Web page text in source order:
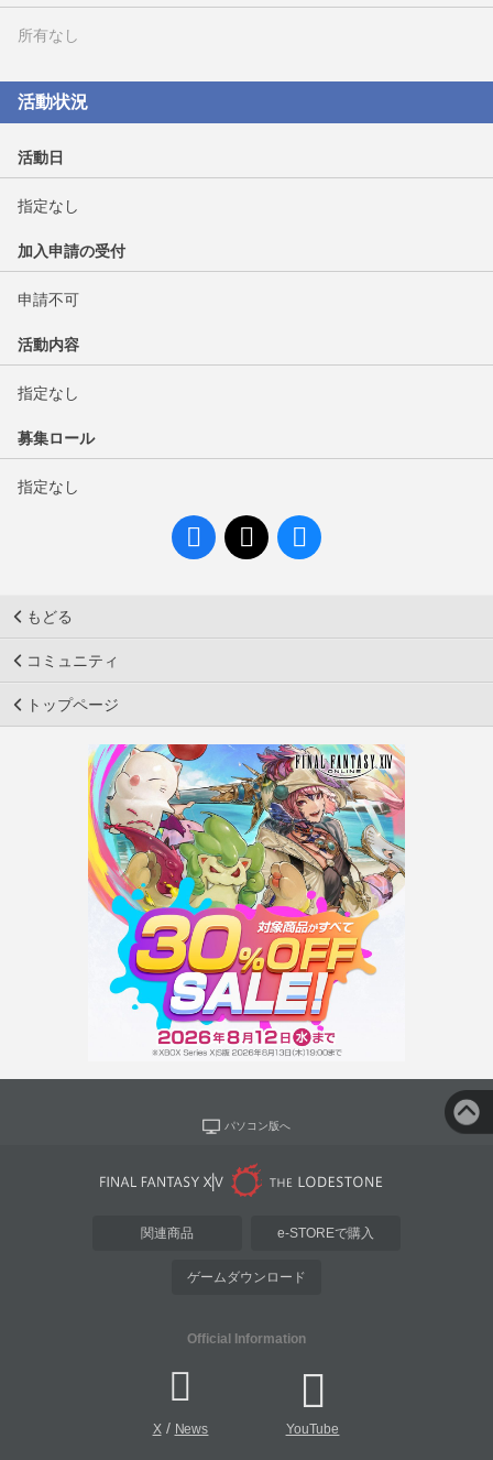
所有なし
活動状況
活動日
指定なし
加入申請の受付
申請不可
活動内容
指定なし
募集ロール
指定なし
もどる
コミュニティ
トップページ
パソコン版へ
関連商品 e-STOREで購入
ゲームダウンロード
Official Information
X/ News YouTube